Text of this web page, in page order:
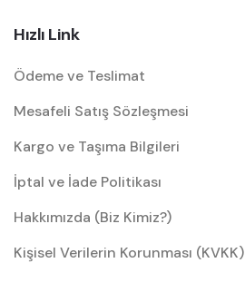
Hızlı Link
Ödeme ve Teslimat
Mesafeli Satış Sözleşmesi
Kargo ve Taşıma Bilgileri
İptal ve İade Politikası
Hakkımızda (Biz Kimiz?)
Kişisel Verilerin Korunması (KVKK)